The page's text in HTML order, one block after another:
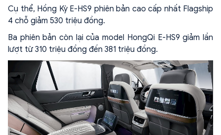
Cụ thể, Hồng Kỳ E-HS9 phiên bản cao cấp nhất Flagship
4 chỗ giảm 530 triệu đồng.
Ba phiên bản còn lại của model HongQi E-HS9 giảm lần
lượt từ 310 triệu đồng đến 381 triệu đồng.